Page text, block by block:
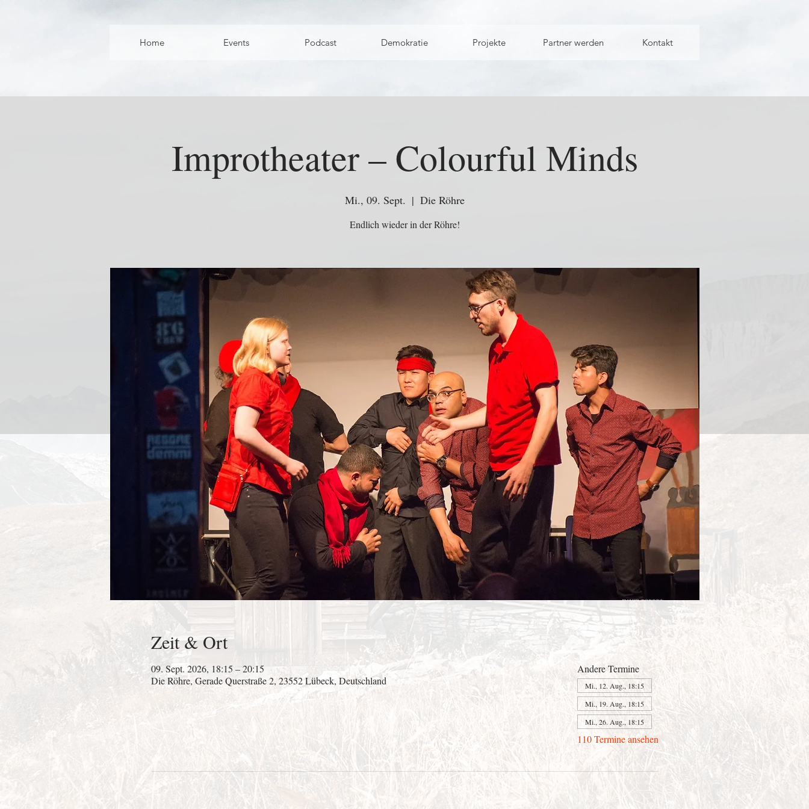
Home Events Podcast Demokratie Projekte Partner werden Kontakt
Improtheater – Colourful Minds
Mi., 09. Sept.
  |
Die Röhre
Endlich wieder in der Röhre!
Zeit & Ort
09. Sept. 2026, 18:15 – 20:15
Die Röhre, Gerade Querstraße 2, 23552 Lübeck, Deutschland
Andere Termine
Mi., 12. Aug., 18:15
Mi., 19. Aug., 18:15
Mi., 26. Aug., 18:15
110 Termine ansehen